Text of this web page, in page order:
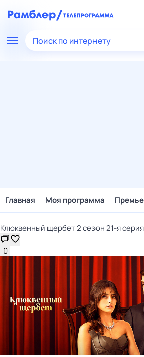
Поиск по интернету
Главная Моя программа
Клюквенный щербет 2 сезон 21-я серия
0